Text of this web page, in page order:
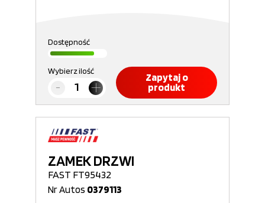
Dostępność
Wybierz ilość
Zapytaj o
produkt
ZAMEK DRZWI
FAST FT95432
Nr Autos 0379113